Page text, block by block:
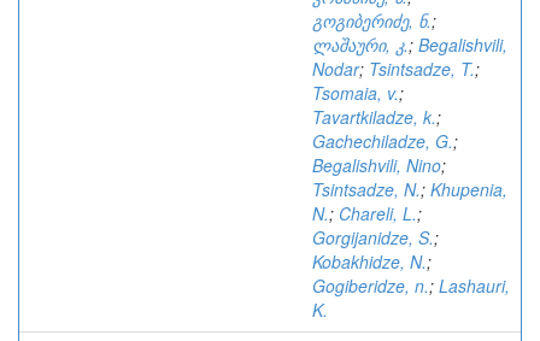
გოგიბერიძე, ნ.;
ლაშაური, კ.; Begalishvili,
Nodar; Tsintsadze, T.;
Tsomaia, v.;
Tavartkiladze, k.;
Gachechiladze, G.;
Begalishvili, Nino;
Tsintsadze, N.; Khupenia,
N.; Chareli, L.;
Gorgijanidze, S.;
Kobakhidze, N.;
Gogiberidze, n.; Lashauri,
K.